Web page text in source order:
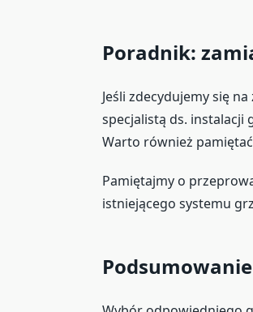
Poradnik:
Jeśli zdecydujemy się
specjalistą ds. instalacji
Warto również
Pamiętajmy o
istniejącego systemu